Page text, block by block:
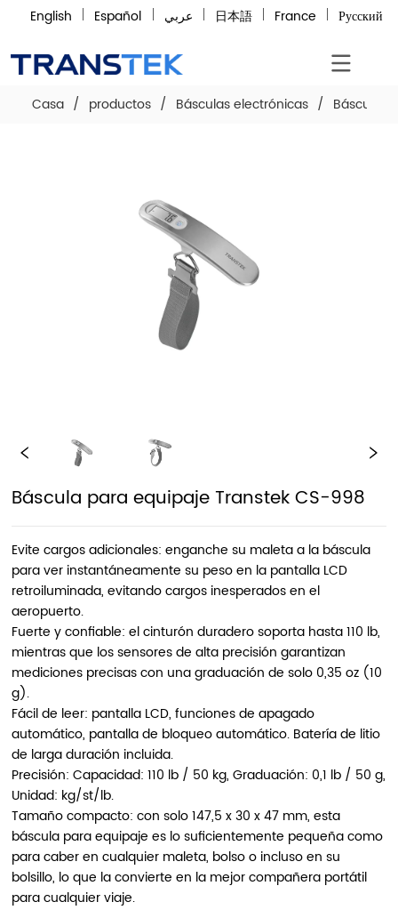
English Español عربي 日本語 France Русский
Casa / productos / Básculas electrónicas / Báscula
Báscula para equipaje Transtek CS-998
Evite cargos adicionales: enganche su maleta a la báscula
para ver instantáneamente su peso en la pantalla LCD
retroiluminada, evitando cargos inesperados en el
aeropuerto.
Fuerte y confiable: el cinturón duradero soporta hasta 110 lb,
mientras que los sensores de alta precisión garantizan
mediciones precisas con una graduación de solo 0,35 oz (10
g).
Fácil de leer: pantalla LCD, funciones de apagado
automático, pantalla de bloqueo automático. Batería de litio
de larga duración incluida.
Precisión: Capacidad: 110 lb / 50 kg, Graduación: 0,1 lb / 50 g,
Unidad: kg/st/lb.
Tamaño compacto: con solo 147,5 x 30 x 47 mm, esta
báscula para equipaje es lo suficientemente pequeña como
para caber en cualquier maleta, bolso o incluso en su
bolsillo, lo que la convierte en la mejor compañera portátil
para cualquier viaje.